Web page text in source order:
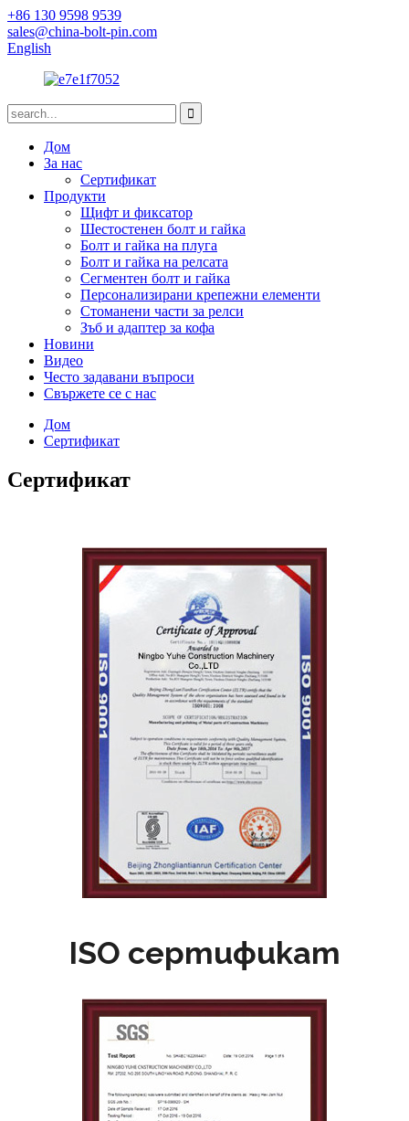
+86 130 9598 9539
sales@china-bolt-pin.com
English
Дом
За нас
Сертификат
Продукти
Щифт и фиксатор
Шестостенен болт и гайка
Болт и гайка на плуга
Болт и гайка на релсата
Сегментен болт и гайка
Персонализирани крепежни елементи
Стоманени части за релси
Зъб и адаптер за кофа
Новини
Видео
Често задавани въпроси
Свържете се с нас
Дом
Сертификат
Сертификат
ISO сертификат